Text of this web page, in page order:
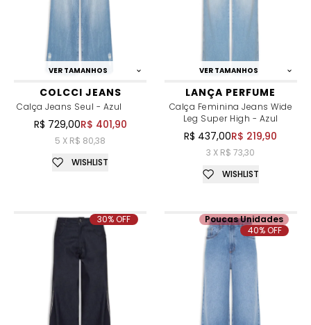
VER TAMANHOS
COLCCI JEANS
Calça Jeans Seul - Azul
R$ 729,00R$ 401,90
5 X R$ 80,38
WISHLIST
VER TAMANHOS
LANÇA PERFUME
Calça Feminina Jeans Wide
Leg Super High - Azul
R$ 437,00R$ 219,90
3 X R$ 73,30
WISHLIST
30% OFF
Poucas Unidades
40% OFF